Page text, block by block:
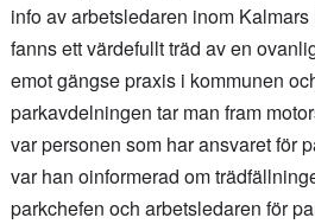
info av arbetsledaren inom
fanns ett värdefullt träd av en
emot gängse praxis i kommunen
parkavdelningen tar man fram
var personen som har ansvaret för
var han oinformerad om
parkchefen och arbetsledaren för